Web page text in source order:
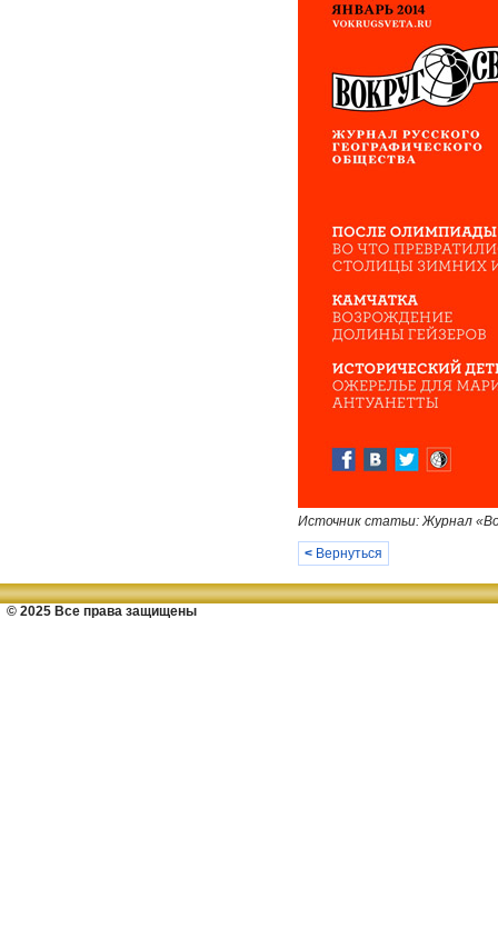
Источник статьи: Журнал
< Вернуться
© 2025 Все права защищены